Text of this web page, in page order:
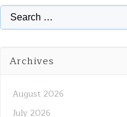
Search
for:
Archives
August 2026
July 2026